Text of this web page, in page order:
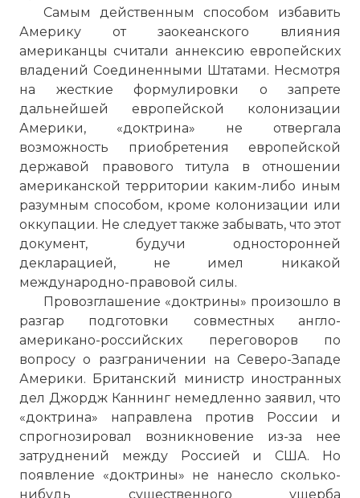
Самым действенным способом избавить
Америку от заокеанского влияния
американцы считали аннексию европейских
владений Соединенными Штатами. Несмотря
на жесткие формулировки о запрете
дальнейшей европейской колонизации
Америки, «доктрина» не отвергала
возможность приобретения европейской
державой правового титула в отношении
американской территории каким-либо иным
разумным способом, кроме колонизации или
оккупации. Не следует также забывать, что этот
документ, будучи односторонней
декларацией, не имел никакой
международно-правовой силы.
Провозглашение «доктрины» произошло в
разгар подготовки совместных англо-
американо-российских переговоров по
вопросу о разграничении на Северо-Западе
Америки. Британский министр иностранных
дел Джордж Каннинг немедленно заявил, что
«доктрина» направлена против России и
спрогнозировал возникновение из-за нее
затруднений между Россией и США. Но
появление «доктрины» не нанесло сколько-
нибудь существенного ущерба
☓